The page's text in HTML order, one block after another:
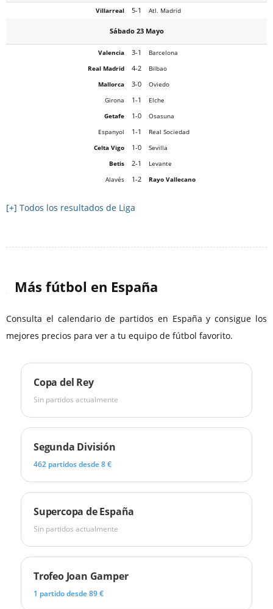
Villarreal 5-1 Atl. Madrid
Sábado 23 Mayo
Valencia 3-1
Barcelona
Real Madrid
4-2
Bilbao
Mallorca
3-0
Oviedo
Girona
1-1
Elche
Getafe
1-0
Osasuna
Espanyol
1-1
Real Sociedad
Celta Vigo
1-0
Sevilla
Betis
2-1
Levante
Alavés
1-2 Rayo Vallecano
[+] Todos los resultados de Liga
Más fútbol en España
Consulta el calendario de partidos en España y consigue los
mejores precios para ver a tu equipo de fútbol favorito.
Copa del Rey
Sin partidos actualmente
Segunda División
462 partidos desde 8 €
Supercopa de España
Sin partidos actualmente
Trofeo Joan Gamper
1 partido desde 89 €